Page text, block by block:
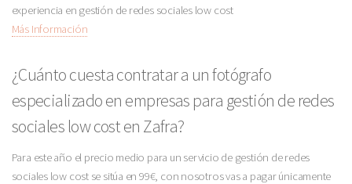
experiencia en gestión de redes sociales low cost
Más Información
¿Cuánto cuesta contratar a un fotógrafo
especializado en empresas para gestión de redes
sociales low cost en Zafra?
Para este año el precio medio para un servicio de gestión de redes
sociales low cost se sitúa en 99€, con nosotros vas a pagar únicamente